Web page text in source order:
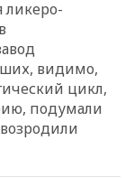
ликеро-
видимо,
цикл,
подумали